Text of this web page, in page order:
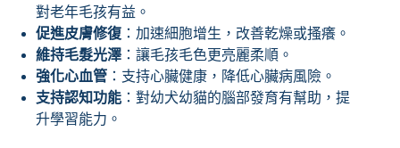
對老年毛孩有益。
促進皮膚修復 ：加速細胞增生，改善乾燥或搔癢。
維持毛髮光澤 ：讓毛孩毛色更亮麗柔順。
強化心血管 ：支持心臟健康，降低心臟病風險。
支持認知功能 ：對幼犬幼貓的腦部發育有幫助，提
升學習能力。